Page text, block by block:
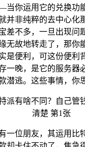
你运用它的兑换功
并非纯粹的去中心化
差不多，一旦出现问
无故地转走了，那你
是便利，可这份便利
一晚，是它的服务器
潜逃。这些事情，你
一位朋友，其运用比